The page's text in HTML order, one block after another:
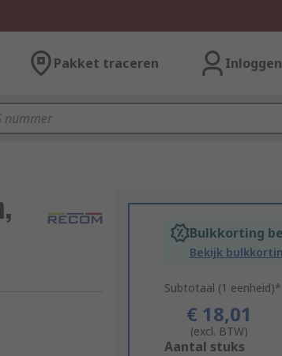
Pakket traceren
Bulkkorting
Bekijk
Subtotaal (1 eenheid)*
€ 18,01
(excl. BTW)
Add
Aantal stuks